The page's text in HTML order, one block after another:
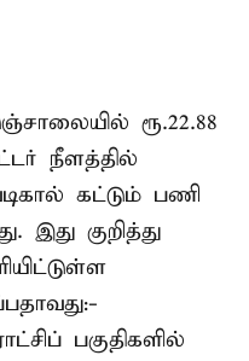
ரூ.22.88
நீளத்தில்
கட்டும் பணி
இது குறித்து
பகுதிகளில்